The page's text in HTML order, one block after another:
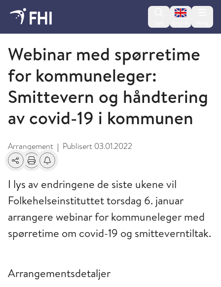
Change
Koronavirus - arkiverte arrangementer
Webinar med spørretime
for kommuneleger:
Smittevern og håndtering
av covid-19 i kommunen
Arrangement | Publisert 03.01.2022
Del Skriv utFå varsel om endringer
I lys av endringene de siste ukene vil
Folkehelseinstituttet torsdag 6. januar
arrangere webinar for kommuneleger med
spørretime om covid-19 og smitteverntiltak.
Arrangementsdetaljer